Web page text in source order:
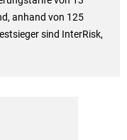
anhand von 125
sind InterRisk,